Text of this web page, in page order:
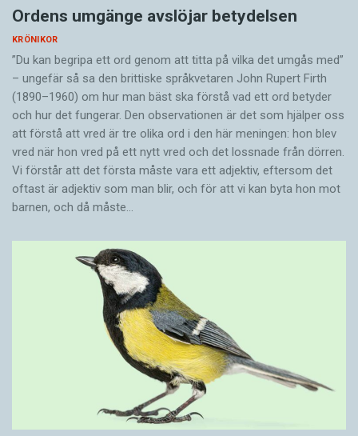
Ordens umgänge avslöjar betydelsen
KRÖNIKOR
”Du kan begripa ett ord genom att titta på vilka det umgås med”
– ungefär så sa den brittiske språkvetaren John Rupert Firth
(1890–1960) om hur man bäst ska förstå vad ett ord betyder
och hur det fungerar. Den ­observationen är det som hjälper oss
att förstå att vred är tre olika ord i den här meningen: hon blev
vred när hon vred på ett nytt vred och det lossnade från dörren.
Vi förstår att det första måste vara ett adjektiv, eftersom det
oftast är adjektiv som man blir, och för att vi kan byta hon mot
barnen, och då måste…